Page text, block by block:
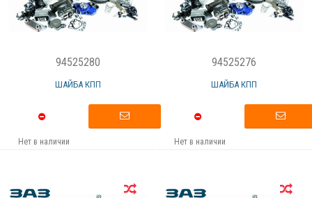
94525280
ШАЙБА КПП
Нет в наличии
94525276
ШАЙБА КПП
Нет в наличии